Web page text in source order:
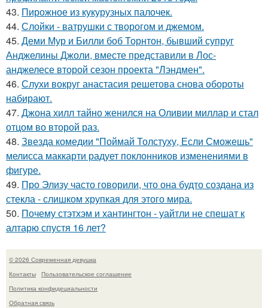
43. Пирожное из кукурузных палочек.
44. Слойки - ватрушки с творогом и джемом.
45. Деми Мур и Билли боб Торнтон, бывший супруг
Анджелины Джоли, вместе представили в Лос-
анджелесе второй сезон проекта "Лэндмен".
46. Слухи вокруг анастасия решетова снова обороты
набирают.
47. Джона хилл тайно женился на Оливии миллар и стал
отцом во второй раз.
48. Звезда комедии "Поймай Толстуху, Если Сможешь"
мелисса маккарти радует поклонников изменениями в
фигуре.
49. Про Элизу часто говорили, что она будто создана из
стекла - слишком хрупкая для этого мира.
50. Почему стэтхэм и хантингтон - уайтли не спешат к
алтарю спустя 16 лет?
© 2026 Современная девушка
Контакты
Пользовательское соглашение
Политика конфидециальности
Обратная связь